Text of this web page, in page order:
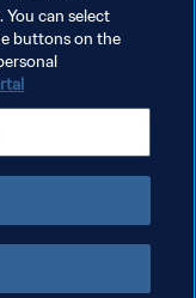
You can select
buttons on the